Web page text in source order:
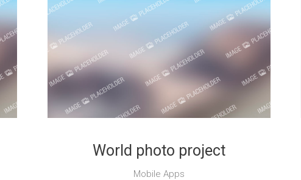
World photo project
Mobile Apps